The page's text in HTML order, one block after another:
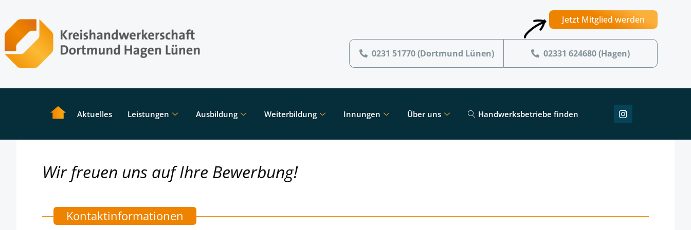
Jetzt Mitglied werden
0231 51770 (Dortmund Lünen) 02331 624680 (Hagen)
Aktuelles Leistungen Ausbildung Weiterbildung Innungen Über uns Handwerksbetriebe finden
Wir freuen uns auf Ihre Bewerbung!
Kontaktinformationen